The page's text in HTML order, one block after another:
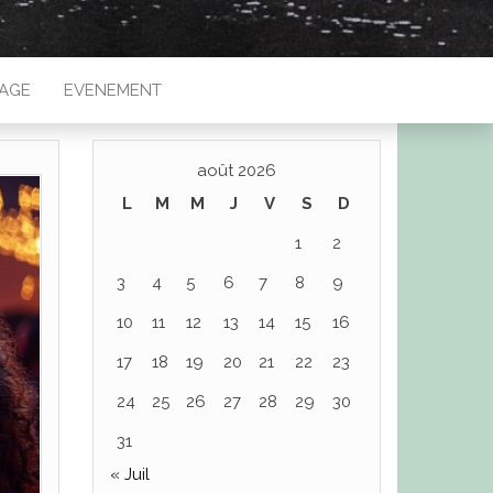
EVENEMENT
août 2026
L
M M J V S
D
1
2
3
4 5 6 7 8
9
10
11 12 13 14 15
16
17
18 19 20 21 22
23
24
25 26 27 28 29
30
31
« Juil